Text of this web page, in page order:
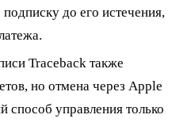
до его истечения,
Traceback также
но отмена через Apple
управления только